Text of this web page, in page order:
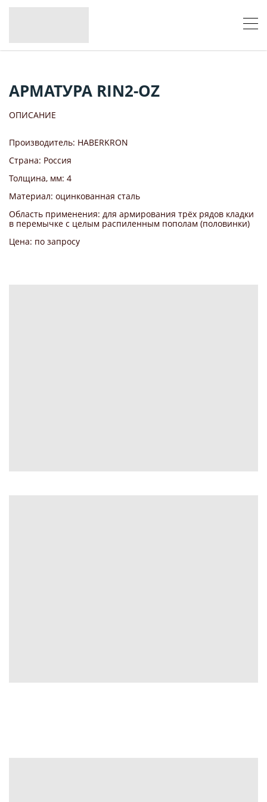
АРМАТУРА RIN2-OZ
ОПИСАНИЕ
Производитель: HABERKRON
Страна: Россия
Толщина, мм: 4
Материал: оцинкованная сталь
Область применения: для армирования трёх рядов кладки
в перемычке с целым распиленным пополам (половинки)
Цена: по запросу